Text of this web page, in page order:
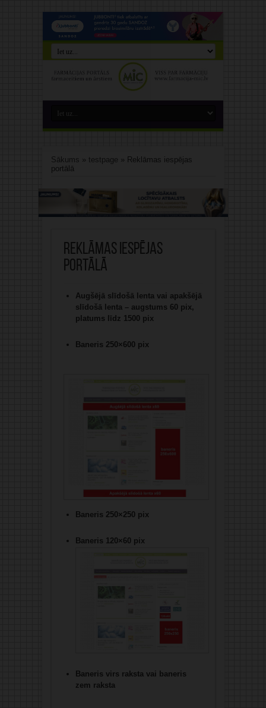
Sākums » testpage » Reklāmas iespējas
portālā
Reklāmas iespējas
portālā
Augšējā slīdošā lenta vai apakšējā
slīdošā lenta – augstums 60 pix,
platums līdz 1500 pix
Baneris 250×600 pix
Baneris 250×250 pix
Baneris 120×60 pix
Baneris virs raksta vai baneris
zem raksta